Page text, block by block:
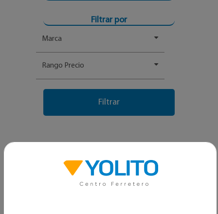
Filtrar por
Marca
Rango Precio